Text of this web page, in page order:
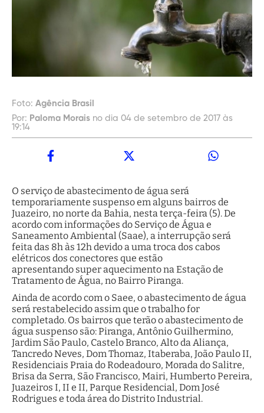
Foto: Agência Brasil
Por: Paloma Morais no dia 04 de setembro de 2017 às
19:14
O serviço de abastecimento de água será
temporariamente suspenso em alguns bairros de
Juazeiro, no norte da Bahia, nesta terça-feira (5). De
acordo com informações do Serviço de Água e
Saneamento Ambiental (Saae), a interrupção será
feita das 8h às 12h devido a uma troca dos cabos
elétricos dos conectores que estão
apresentando super aquecimento na Estação de
Tratamento de Água, no Bairro Piranga.
Ainda de acordo com o Saee, o abastecimento de água
será restabelecido assim que o trabalho for
completado. Os bairros que terão o abastecimento de
água suspenso são: Piranga, Antônio Guilhermino,
Jardim São Paulo, Castelo Branco, Alto da Aliança,
Tancredo Neves, Dom Thomaz, Itaberaba, João Paulo II,
Residenciais Praia do Rodeadouro, Morada do Salitre,
Brisa da Serra, São Francisco, Mairi, Humberto Pereira,
Juazeiros I, II e II, Parque Residencial, Dom José
Rodrigues e toda área do Distrito Industrial.